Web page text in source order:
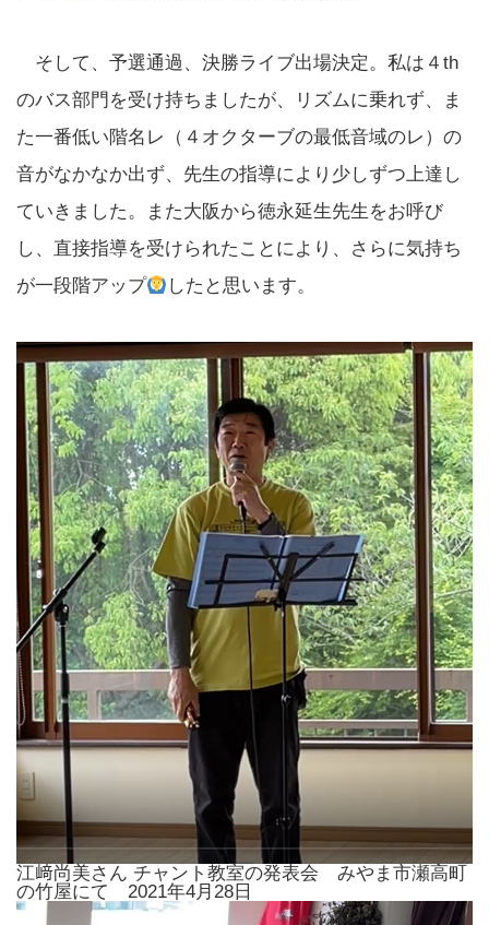
そして、予選通過、決勝ライブ出場決定。私は４th
のバス部門を受け持ちましたが、リズムに乗れず、ま
た一番低い階名レ（４オクターブの最低音域のレ）の
音がなかなか出ず、先生の指導により少しずつ上達し
ていきました。また大阪から徳永延生先生をお呼び
し、直接指導を受けられたことにより、さらに気持ち
が一段階アップ
したと思います。
江﨑尚美さん チャント教室の発表会 みやま市瀬高町
の竹屋にて 2021年4月28日